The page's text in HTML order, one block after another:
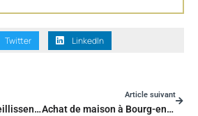
Twitter LinkedIn
Les matériaux qui vieillissent bien en cuisine : pierre, bois et acier brut
Article suivant
Achat de maison à Bourg-en-Bresse : la construction est-elle la meilleure option ?